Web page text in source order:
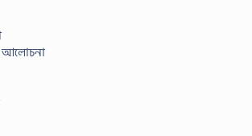
আলোচনা